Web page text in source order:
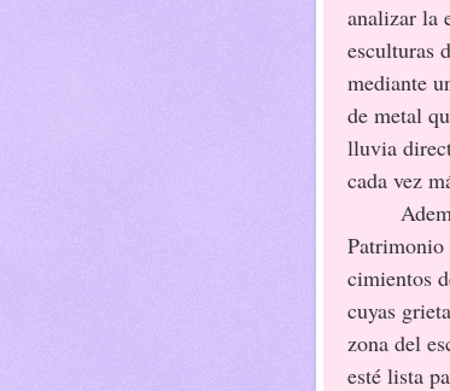
analizar la
esculturas
mediante
de metal
lluvia
cada vez
Patrimonio
cimientos
cuyas
zona del
esté lista